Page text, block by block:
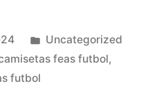
Publicado
en
Uncategorized
feas futbol,
futbol